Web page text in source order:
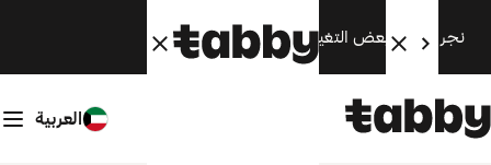
نجري الآن بعض التغييرات. سنعود قريبًا.
العربية